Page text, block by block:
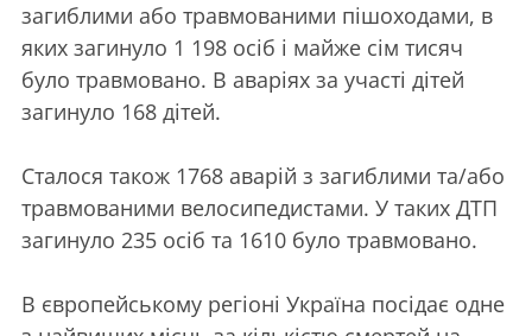
загиблими або травмованими пішоходами, в
яких загинуло 1 198 осіб і майже сім тисяч
було травмовано. В аваріях за участі дітей
загинуло 168 дітей.
Сталося також 1768 аварій з загиблими та/або
травмованими велосипедистами. У таких ДТП
загинуло 235 осіб та 1610 було травмовано.
В європейському регіоні Україна посідає одне